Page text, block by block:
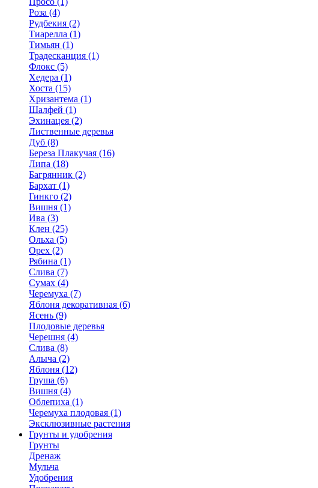
Роза (4)
Рудбекия (2)
Тиарелла (1)
Тимьян (1)
Традесканция (1)
Флокс (5)
Хедера (1)
Хоста (15)
Хризантема (1)
Шалфей (1)
Эхинацея (2)
Лиственные деревья
Дуб (8)
Береза Плакучая (16)
Липа (18)
Багрянник (2)
Бархат (1)
Гинкго (2)
Вишня (1)
Ива (3)
Клен (25)
Ольха (5)
Орех (2)
Рябина (1)
Слива (7)
Сумах (4)
Черемуха (7)
Яблоня декоративная (6)
Ясень (9)
Плодовые деревья
Черешня (4)
Слива (8)
Алыча (2)
Яблоня (12)
Груша (6)
Вишня (4)
Облепиха (1)
Черемуха плодовая (1)
Эксклюзивные растения
Грунты и удобрения
Грунты
Дренаж
Мульча
Удобрения